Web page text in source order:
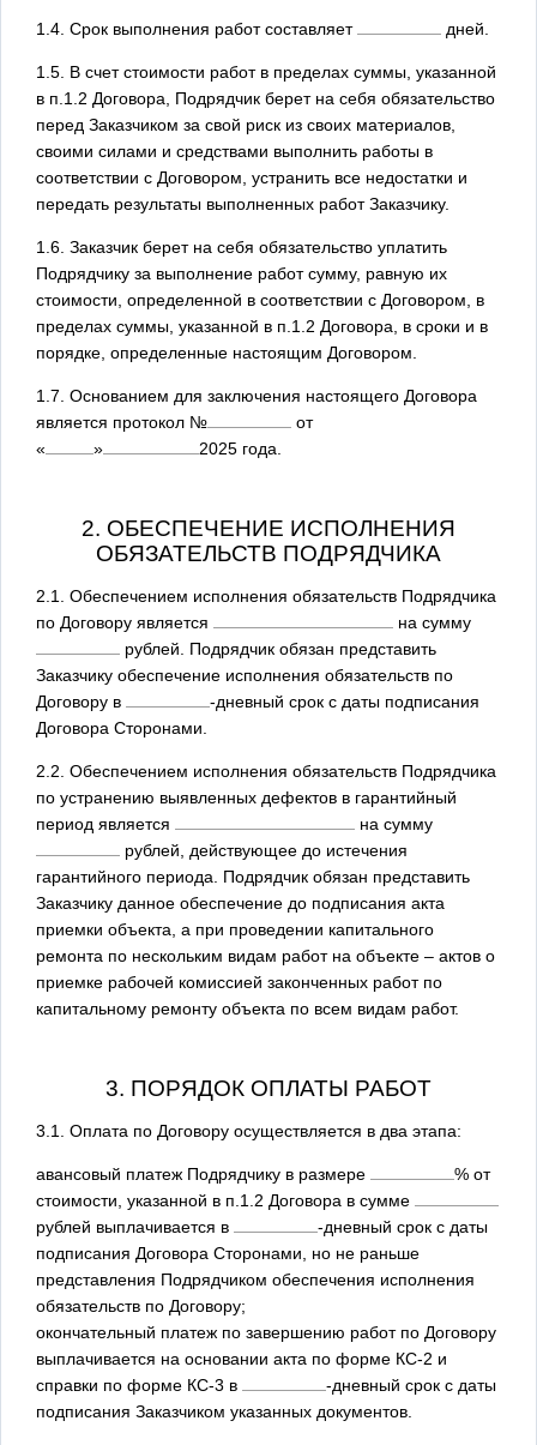
1.4. Срок выполнения работ составляет дней.
1.5. В счет стоимости работ в пределах суммы, указанной
в п.1.2 Договора, Подрядчик берет на себя обязательство
перед Заказчиком за свой риск из своих материалов,
своими силами и средствами выполнить работы в
соответствии с Договором, устранить все недостатки и
передать результаты выполненных работ Заказчику.
1.6. Заказчик берет на себя обязательство уплатить
Подрядчику за выполнение работ сумму, равную их
стоимости, определенной в соответствии с Договором, в
пределах суммы, указанной в п.1.2 Договора, в сроки и в
порядке, определенные настоящим Договором.
1.7. Основанием для заключения настоящего Договора
является протокол №
от
«
» 2025 года.
2. ОБЕСПЕЧЕНИЕ ИСПОЛНЕНИЯ
ОБЯЗАТЕЛЬСТВ ПОДРЯДЧИКА
2.1. Обеспечением исполнения обязательств Подрядчика
по Договору является
на сумму
рублей. Подрядчик обязан представить
Заказчику обеспечение исполнения обязательств по
Договору в
-дневный срок с даты подписания
Договора Сторонами.
2.2. Обеспечением исполнения обязательств Подрядчика
по устранению выявленных дефектов в гарантийный
период является
на сумму
рублей, действующее до истечения
гарантийного периода. Подрядчик обязан представить
Заказчику данное обеспечение до подписания акта
приемки объекта, а при проведении капитального
ремонта по нескольким видам работ на объекте – актов о
приемке рабочей комиссией законченных работ по
капитальному ремонту объекта по всем видам работ.
3. ПОРЯДОК ОПЛАТЫ РАБОТ
3.1. Оплата по Договору осуществляется в два этапа:
авансовый платеж Подрядчику в размере
% от
стоимости, указанной в п.1.2 Договора в сумме
рублей выплачивается в
-дневный срок с даты
подписания Договора Сторонами, но не раньше
представления Подрядчиком обеспечения исполнения
обязательств по Договору;
окончательный платеж по завершению работ по Договору
выплачивается на основании акта по форме КС-2 и
справки по форме КС-3 в
-дневный срок с даты
подписания Заказчиком указанных документов.